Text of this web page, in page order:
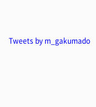
Tweets by m_gakumado